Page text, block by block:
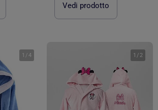
Vedi prodotto
1 /4 1 / 2